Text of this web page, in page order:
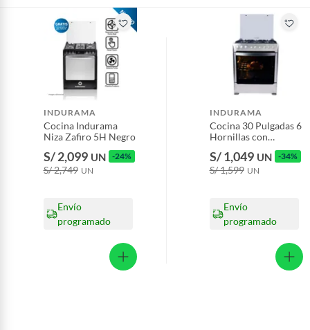
INDURAMA
Cocina Indurama
Niza Zafiro 5H Negro
S/ 2,099 UN -24%
S/ 2,749 UN
Envío
programado
INDURAMA
Cocina 30 Pulgadas 6
Hornillas con
Encendido Eléctrico
Parma Croma
S/ 1,049 UN -34%
S/ 1,599 UN
Envío
programado